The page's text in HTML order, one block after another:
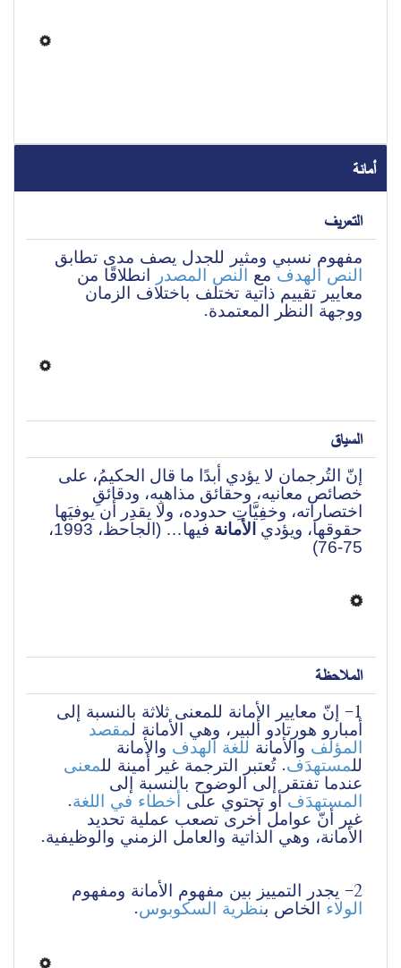
أمانة
التعريف
مفهوم نسبي ومثير للجدل يصف مدى تطابق
النص الهدف مع النص المصدر انطلاقًا من
معايير تقييم ذاتية تختلف باختلاف الزمان
ووجهة النظر المعتمدة.
السياق
حقوقها، ويؤدي الأمانة
75-76)
الملاحظة
أمبارو هورتادو ألبير، وهي الأمانة لمقصد
المؤلف والأمانة للغة الهدف
للمستهدَف. تُعتبر الترجمة غير أمينة للمعنى
عندما تفتقر إلى الوضوح بالنسبة إلى
المستهدَف أو تحتوي على أخطاء في اللغة
الأمانة، وهي الذاتية والعامل الزمني والوظيفية.
2- يجدر التمييز بين مفهوم الأمانة ومفهوم
الولاء الخاص بنظرية السكوبوس.